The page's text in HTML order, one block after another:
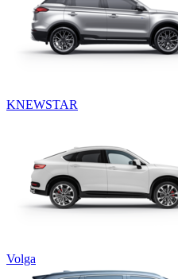
KNEWSTAR
Volga